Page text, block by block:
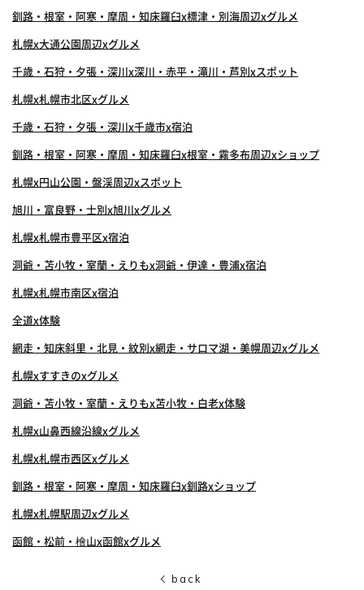
釧路・根室・阿寒・摩周・知床羅臼x標津・別海周辺xグルメ
札幌x大通公園周辺xグルメ
千歳・石狩・夕張・深川x深川・赤平・滝川・芦別xスポット
札幌x札幌市北区xグルメ
千歳・石狩・夕張・深川x千歳市x宿泊
釧路・根室・阿寒・摩周・知床羅臼x根室・霧多布周辺xショップ
札幌x円山公園・盤渓周辺xスポット
旭川・富良野・士別x旭川xグルメ
札幌x札幌市豊平区x宿泊
洞爺・苫小牧・室蘭・えりもx洞爺・伊達・豊浦x宿泊
札幌x札幌市南区x宿泊
全道x体験
網走・知床斜里・北見・紋別x網走・サロマ湖・美幌周辺xグルメ
札幌xすすきのxグルメ
洞爺・苫小牧・室蘭・えりもx苫小牧・白老x体験
札幌x山鼻西線沿線xグルメ
札幌x札幌市西区xグルメ
釧路・根室・阿寒・摩周・知床羅臼x釧路xショップ
札幌x札幌駅周辺xグルメ
函館・松前・檜山x函館xグルメ
back